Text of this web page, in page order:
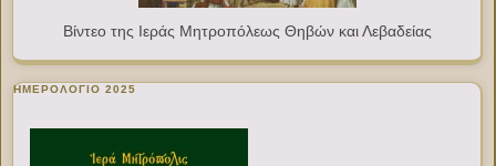
Βίντεο της Ιεράς Μητροπόλεως Θηβών και Λεβαδείας
ΗΜΕΡΟΛΟΓΙΟ 2025